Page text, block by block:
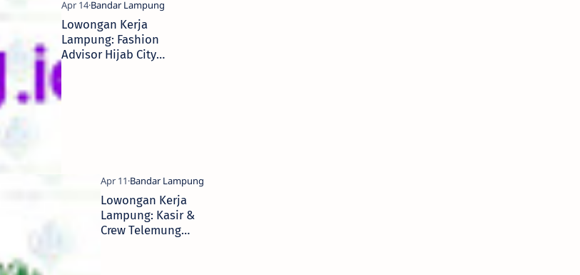
Lowongan Kerja
Lampung: Fashion
Advisor Hijab City
2026
Lowongan Kerja
Lampung: Kasir &
Crew Telemung